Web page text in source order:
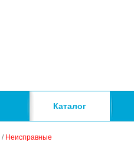
Каталог
/ Неисправные